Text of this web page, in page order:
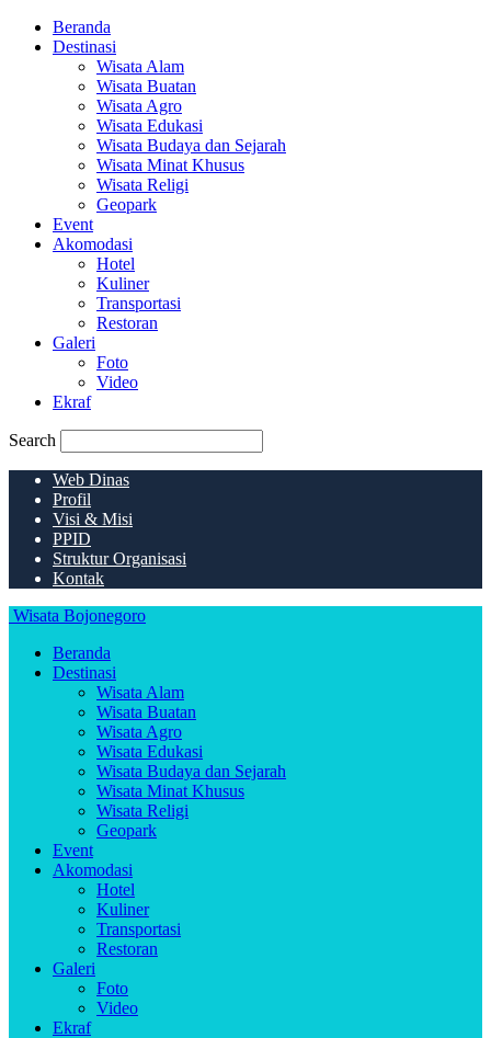
Beranda
Destinasi
Wisata Alam
Wisata Buatan
Wisata Agro
Wisata Edukasi
Wisata Budaya dan Sejarah
Wisata Minat Khusus
Wisata Religi
Geopark
Event
Akomodasi
Hotel
Kuliner
Transportasi
Restoran
Galeri
Foto
Video
Ekraf
Search
Web Dinas
Profil
Visi & Misi
PPID
Struktur Organisasi
Kontak
Wisata Bojonegoro
Beranda
Destinasi
Wisata Alam
Wisata Buatan
Wisata Agro
Wisata Edukasi
Wisata Budaya dan Sejarah
Wisata Minat Khusus
Wisata Religi
Geopark
Event
Akomodasi
Hotel
Kuliner
Transportasi
Restoran
Galeri
Foto
Video
Ekraf